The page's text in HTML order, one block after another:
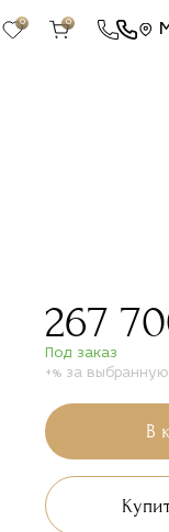
0 0
267
Под заказ
+% за
В